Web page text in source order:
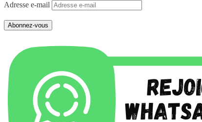
Adresse e-mail
Abonnez-vous